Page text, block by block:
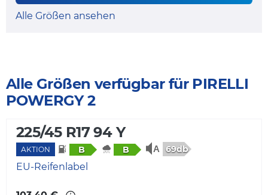
Alle Größen ansehen
Alle Größen verfügbar für PIRELLI
POWERGY 2
225/45 R17 94 Y
AKTION B B 69db
EU-Reifenlabel